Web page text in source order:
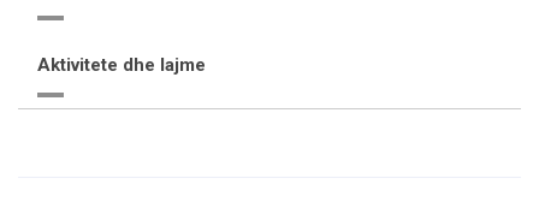
Aktivitete dhe lajme